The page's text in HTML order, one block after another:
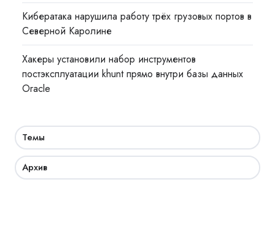
Кибератака нарушила работу трёх грузовых портов в
Северной Каролине
Хакеры установили набор инструментов
постэксплуатации khunt прямо внутри базы данных
Oracle
Темы
Архив